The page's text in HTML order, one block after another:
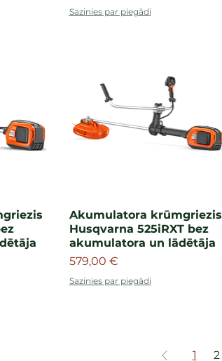
Sazinies par piegādi
Akumulatora krūmgriezis
Husqvarna 525iRXT bez
akumulatora un lādētāja
Cena
579,00 €
Sazinies par piegādi
1 2